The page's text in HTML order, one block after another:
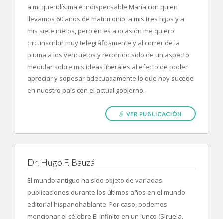
a mi queridísima e indispensable María con quien
llevamos 60 años de matrimonio, a mis tres hijos y a
mis siete nietos, pero en esta ocasión me quiero
circunscribir muy telegráficamente y al correr de la
pluma a los vericuetos y recorrido solo de un aspecto
medular sobre mis ideas liberales al efecto de poder
apreciar y sopesar adecuadamente lo que hoy sucede
en nuestro país con el actual gobierno.
VER PUBLICACIÓN
Dr. Hugo F. Bauzá
El mundo antiguo ha sido objeto de variadas
publicaciones durante los últimos años en el mundo
editorial hispanohablante. Por caso, podemos
mencionar el célebre El infinito en un junco (Siruela,